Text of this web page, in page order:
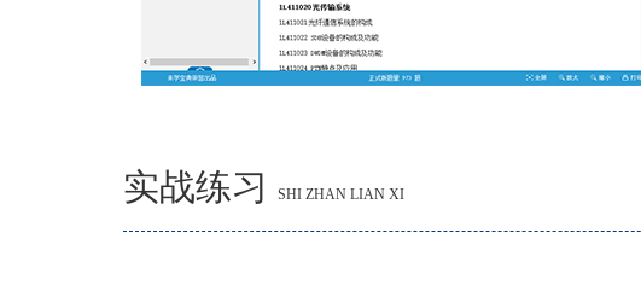
实战练习 SHI ZHAN LIAN XI